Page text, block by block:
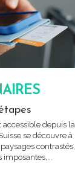
accessible depuis la
se découvre à
contrastés,